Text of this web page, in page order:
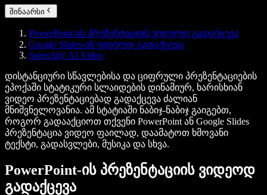
შინაარსი
PowerPoint-ის პრეზენტაციის ვიდეოდ გადაქცევა
Google Slides-ის ვიდეოდ გადაქცევა
Speechify AI Video
დისტანციური სწავლებისა და ციფრული პრეზენტაციების
ეპოქაში სტატიკური სლაიდების დინამიურ, ხარისხიან
ვიდეო პრეზენტაციებად გადაქცევა ძალიან
მნიშვნელოვანია. ამ სტატიაში ნაბიჯ-ნაბიჯ გაიგებთ,
როგორ გადააქციოთ თქვენი PowerPoint ან Google Slides
პრეზენტაცია ვიდეო ფაილად, დაამატოთ ხმოვანი
ტექსტი, გადასვლები, მუსიკა და სხვა.
PowerPoint-ის პრეზენტაციის ვიდეოდ
გადაქცევა